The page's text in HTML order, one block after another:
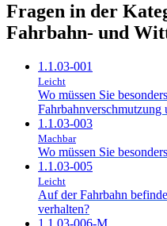
Fragen in der
Fahrbahn- und
1.1.03-001
Leicht
Wo müssen Sie
Fahrbahnverschmutzung
1.1.03-003
Machbar
Wo müssen Sie
1.1.03-005
Leicht
Auf der Fahrbahn
verhalten?
1.1.03-006-M